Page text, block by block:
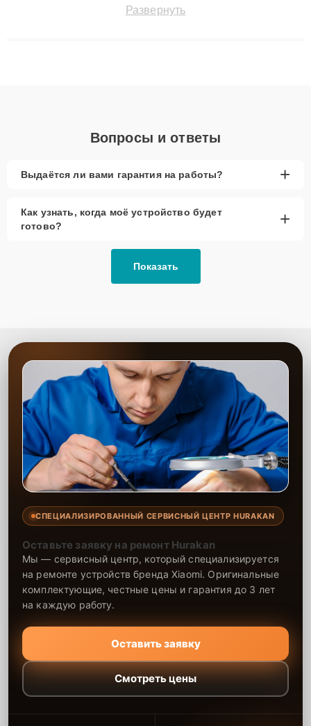
технику с сохранением гарантии до 3 лет. Наши мастера
Развернуть
Вопросы и ответы
Выдаётся ли вами гарантия на работы? +
Как узнать, когда моё устройство будет
готово?
+
Показать
СПЕЦИАЛИЗИРОВАННЫЙ СЕРВИСНЫЙ ЦЕНТР HURAKAN
Оставьте заявку на ремонт Hurakan
Мы — сервисный центр, который специализируется
на ремонте устройств бренда Xiaomi. Оригинальные
комплектующие, честные цены и гарантия до 3 лет
на каждую работу.
Оставить заявку
Смотреть цены